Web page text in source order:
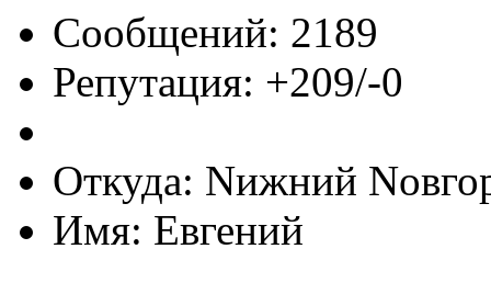
Сообщений: 2189
Репутация: +209/-0
Откуда: Nижний
Имя: Евгений